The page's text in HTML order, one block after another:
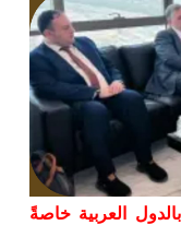
العربية خاصةً